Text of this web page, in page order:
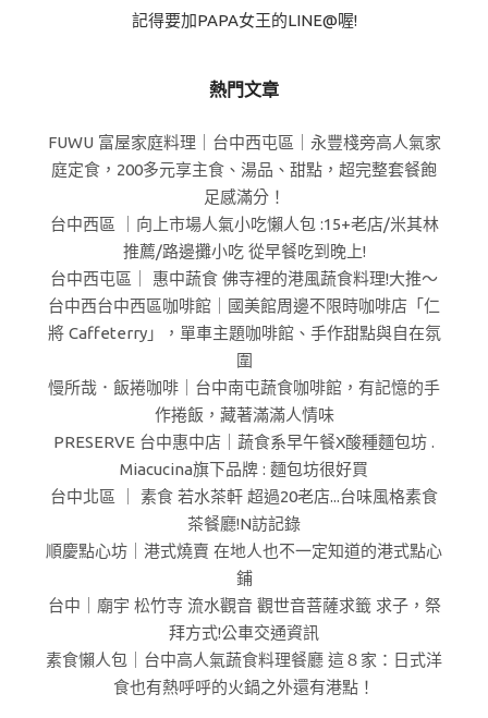
記得要加PAPA女王的LINE@喔!
熱門文章
FUWU 富屋家庭料理｜台中西屯區｜永豐棧旁高人氣家
庭定食，200多元享主食、湯品、甜點，超完整套餐飽
足感滿分！
台中西區 ｜向上市場人氣小吃懶人包 :15+老店/米其林
推薦/路邊攤小吃 從早餐吃到晚上!
台中西屯區｜ 惠中蔬食 佛寺裡的港風蔬食料理!大推～
台中西台中西區咖啡館｜國美館周邊不限時咖啡店「仁
將 Caffeterry」，單車主題咖啡館、手作甜點與自在氛
圍
慢所哉．飯捲咖啡｜台中南屯蔬食咖啡館，有記憶的手
作捲飯，藏著滿滿人情味
PRESERVE 台中惠中店｜蔬食系早午餐X酸種麵包坊 .
Miacucina旗下品牌 : 麵包坊很好買
台中北區 ｜ 素食 若水茶軒 超過20老店...台味風格素食
茶餐廳!N訪記錄
順慶點心坊｜港式燒賣 在地人也不一定知道的港式點心
鋪
台中｜廟宇 松竹寺 流水觀音 觀世音菩薩求籤 求子，祭
拜方式!公車交通資訊
素食懶人包｜台中高人氣蔬食料理餐廳 這８家：日式洋
食也有熱呼呼的火鍋之外還有港點！